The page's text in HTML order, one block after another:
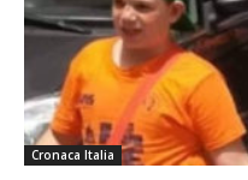
Cronaca Italia